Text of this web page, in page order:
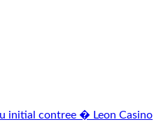
initial contree � Leon Casino